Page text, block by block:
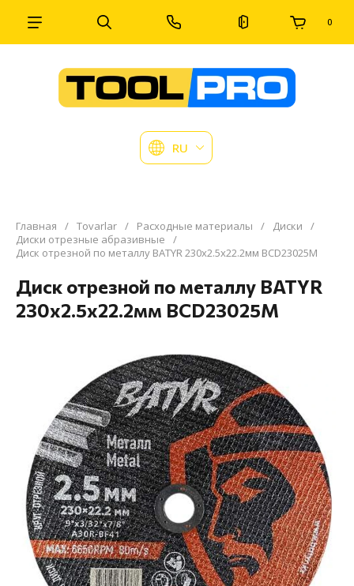
RU
0
Главная / Tovarlar / Расходные материалы / Диски
/
Диски отрезные абразивные
/
Диск отрезной по металлу BATYR 230x2.5x22.2мм BCD23025M
Диск отрезной по металлу BATYR
230x2.5x22.2мм BCD23025M